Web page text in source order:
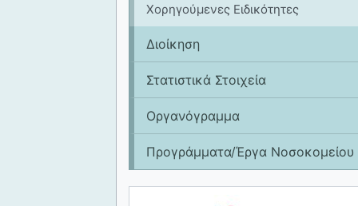
Χορηγούμενες Ειδικότητες
Διοίκηση
Στατιστικά Στοιχεία
Οργανόγραμμα
Προγράμματα/Έργα Νοσοκομείου